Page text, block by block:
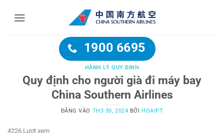
1900 6695
HÀNH LÝ QUY ĐỊNH
Quy định cho người già đi máy bay
China Southern Airlines
ĐĂNG VÀO TH3 30, 2024 BỞI HOAIPT
4226 Lượt xem